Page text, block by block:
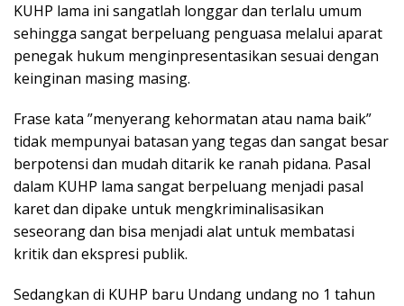
KUHP lama ini sangatlah longgar dan terlalu umum
sehingga sangat berpeluang penguasa melalui aparat
penegak hukum menginpresentasikan sesuai dengan
keinginan masing masing.
Frase kata ”menyerang kehormatan atau nama baik”
tidak mempunyai batasan yang tegas dan sangat besar
berpotensi dan mudah ditarik ke ranah pidana. Pasal
dalam KUHP lama sangat berpeluang menjadi pasal
karet dan dipake untuk mengkriminalisasikan
seseorang dan bisa menjadi alat untuk membatasi
kritik dan ekspresi publik.
Sedangkan di KUHP baru Undang undang no 1 tahun